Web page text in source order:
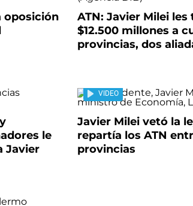
oposición
ATN: Javier Milei
$12.500 millones a
provincias, dos
le
Javier
VIDEO
Javier Milei vetó la
repartía los ATN
provincias